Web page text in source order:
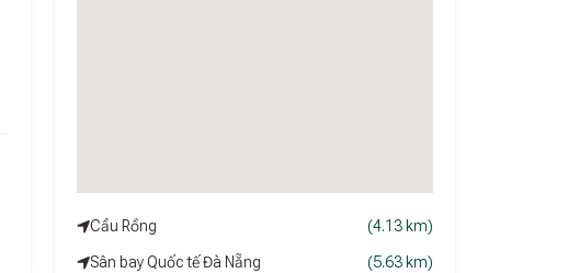
Cầu Rồng (4.13 km)
Sân bay Quốc tế Đà Nẵng (5.63 km)